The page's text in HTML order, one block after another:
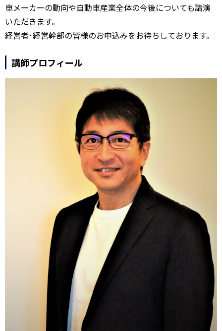
車メーカーの動向や自動車産業全体の今後についても講演
いただきます。
経営者･経営幹部の皆様のお申込みをお待ちしております。
講師プロフィール